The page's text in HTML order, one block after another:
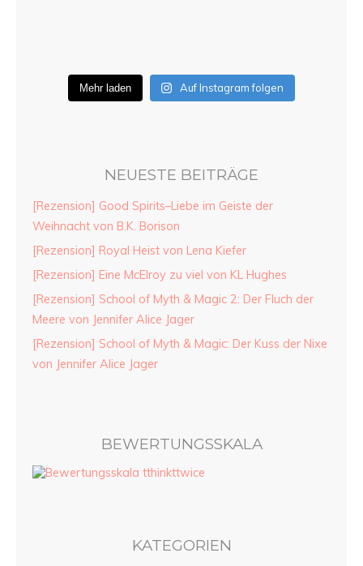
Mehr laden Auf Instagram folgen
NEUESTE BEITRÄGE
[Rezension] Good Spirits–Liebe im Geiste der
Weihnacht von B.K. Borison
[Rezension] Royal Heist von Lena Kiefer
[Rezension] Eine McElroy zu viel von KL Hughes
[Rezension] School of Myth & Magic 2: Der Fluch der
Meere von Jennifer Alice Jager
[Rezension] School of Myth & Magic: Der Kuss der Nixe
von Jennifer Alice Jager
BEWERTUNGSSKALA
KATEGORIEN